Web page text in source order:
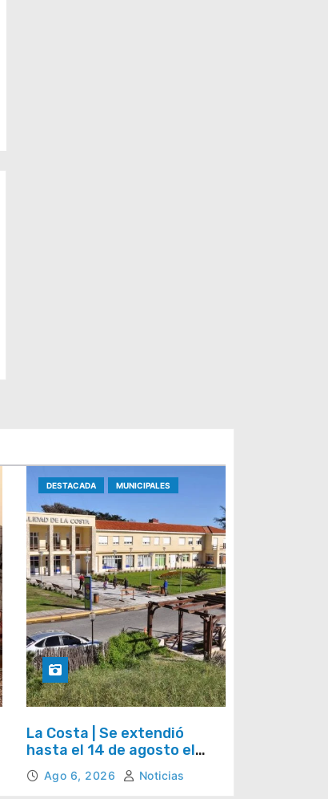
DESTACADA MUNICIPALES
La Costa | Se extendió
hasta el 14 de agosto el
plazo para acceder al plan
de regularización de tasas
Ago 6, 2026 Noticias